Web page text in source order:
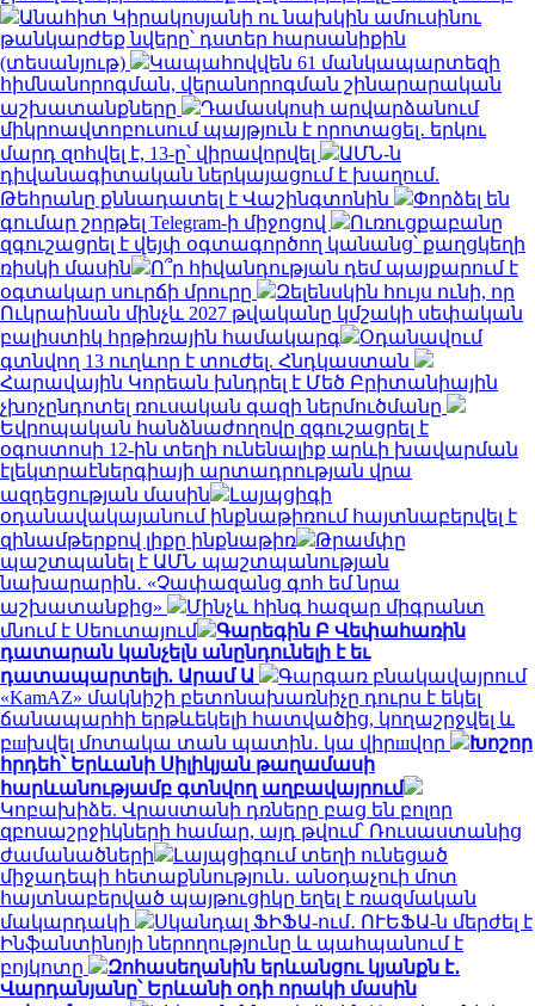
Անահիտ Կիրակոսյանի ու նախկին ամուսինու
թանկարժեք նվերը՝ դստեր հարսանիքին
(տեսանյութ)
Կապահովվեն 61 մանկապարտեզի
հիմնանորոգման, վերանորոգման շինարարական
աշխատանքները
Դամասկոսի արվարձանում
միկրոավտոբուսում պայթյուն է որոտացել․ երկու
մարդ զոհվել է, 13-ը՝ վիրավորվել
ԱՄՆ-ն
դիվանագիտական ներկայացում է խաղում.
Թեհրանը քննադատել է Վաշինգտոնին
Փորձել են
գումար շորթել Telegram-ի միջոցով
Ուռուցքաբանը
զգուշացրել է վեյփ օգտագործող կանանց՝ քաղցկեղի
ռիսկի մասին
Ո՞ր հիվանդության դեմ պայքարում է
օգտակար սուրճի մրուրը
Զելենսկին հույս ունի, որ
Ուկրաինան մինչև 2027 թվականը կմշակի սեփական
բալիստիկ հրթիռային համակարգ
Օդանավում
գտնվող 13 ուղևոր է տուժել. Հնդկաստան
Հարավային Կորեան խնդրել է Մեծ Բրիտանիային
չխոչընդոտել ռուսական գազի ներմուծմանը
Եվրոպական հանձնաժողովը զգուշացրել է
օգոստոսի 12-ին տեղի ունենալիք արևի խավարման
էլեկտրաէներգիայի արտադրության վրա
ազդեցության մասին
Լայպցիգի
օդանավակայանում ինքնաթիռում հայտնաբերվել է
զինամթերքով լիքը ինքնաթիռ
Թրամփը
պաշտպանել է ԱՄՆ պաշտպանության
նախարարին․ «Չափազանց գոհ եմ նրա
աշխատանքից»
Մինչև հինգ հազար միգրանտ
մնում է Սեուտայում
Գարեգին Բ Վեփահառին
դատարան կանչելն անընդունելի է եւ
դատապարտելի. Արամ Ա
Գարգառ բնակավայրում
«KamAZ» մակնիշի բետոնախառնիչը դուրս է եկել
ճանապարհի երթևեկելի հատվածից, կողաշրջվել և
բшխվել մոտակա տան պատին․ կա վիրшվոր
Խոշոր
հրդեհ՝ Երևանի Սիլիկյան թաղամասի
հարևանությամբ գտնվող աղբավայրում
Կոբախիձե. Վրաստանի դռները բաց են բոլոր
զբոսաշրջիկների համար, այդ թվում՝ Ռուսաստանից
ժամանածների
Լայպցիգում տեղի ունեցած
միջադեպի հետաքննություն․ անօդաչուի մոտ
հայտնաբերված պայթուցիկը եղել է ռազմական
մակարդակի
Սկանդալ ՖԻՖԱ-ում․ ՈՒԵՖԱ-ն մերժել է
Ինֆանտինոյի ներողությունը և պահպանում է
բոյկոտը
Զոհասեղանին երևանցու կյանքն է․
Վարդանյանը՝ Երևանի օդի որակի մասին